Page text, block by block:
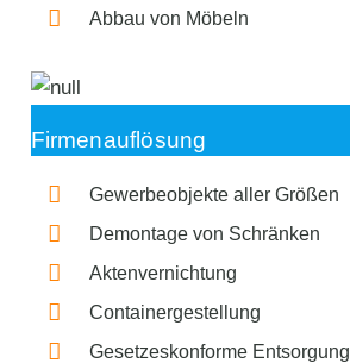
Abbau von Möbeln
Firmenauflösung
Gewerbeobjekte aller Größen
Demontage von Schränken
Aktenvernichtung
Containergestellung
Gesetzeskonforme Entsorgung